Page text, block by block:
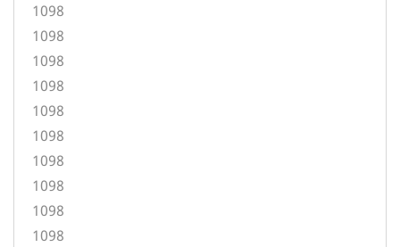
1098
1098
1098
1098
1098
1098
1098
1098
1098
1098